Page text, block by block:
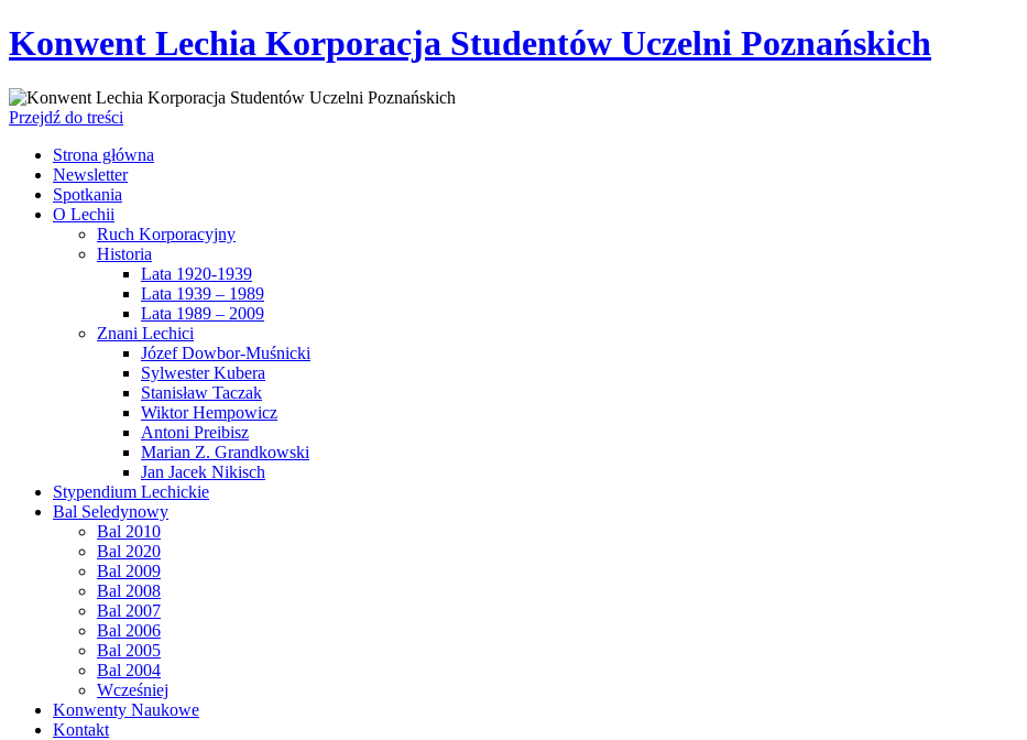
Konwent Lechia Korporacja Studentów Uczelni Poznańskich
Przejdź do treści
Strona główna
Newsletter
Spotkania
O Lechii
Ruch Korporacyjny
Historia
Lata 1920-1939
Lata 1939 – 1989
Lata 1989 – 2009
Znani Lechici
Józef Dowbor-Muśnicki
Sylwester Kubera
Stanisław Taczak
Wiktor Hempowicz
Antoni Preibisz
Marian Z. Grandkowski
Jan Jacek Nikisch
Stypendium Lechickie
Bal Seledynowy
Bal 2010
Bal 2020
Bal 2009
Bal 2008
Bal 2007
Bal 2006
Bal 2005
Bal 2004
Wcześniej
Konwenty Naukowe
Kontakt